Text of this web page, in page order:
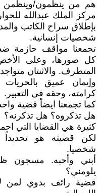
هم من ينظمون/وينظمن
مركز الملك عبدالله
بإطلاق سراح الكاتب
شخصيات إنسانية.
تجمعنا مواقف حازمة ضد
كل صورها، وعلى الأخص
المتطرف. والاثنتان
وإيمان عميق بالحريات
كرامته، وحقه في التعبير.
كما تجمعنا ايضاً قضية
هل تذكروه؟ هل تذكرنه؟
كثيرة هي القضايا التي
لكن قضيته هو
شخصيا.
أبني وأحبه. مسجون
يلومني؟
قضية رائف بدوي لمن